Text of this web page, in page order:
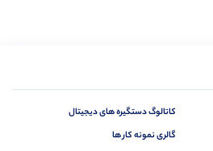
کاتالوگ دستگیره های دیجیتال
گالری نمونه کار ها